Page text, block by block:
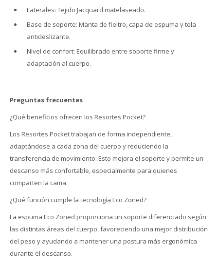
Laterales: Tejido Jacquard matelaseado.
Base de soporte: Manta de fieltro, capa de espuma y tela
antideslizante.
Nivel de confort: Equilibrado entre soporte firme y
adaptación al cuerpo.
Preguntas frecuentes
¿Qué beneficios ofrecen los Resortes Pocket?
Los Resortes Pocket trabajan de forma independiente,
adaptándose a cada zona del cuerpo y reduciendo la
transferencia de movimiento. Esto mejora el soporte y permite un
descanso más confortable, especialmente para quienes
comparten la cama.
¿Qué función cumple la tecnología Eco Zoned?
La espuma Eco Zoned proporciona un soporte diferenciado según
las distintas áreas del cuerpo, favoreciendo una mejor distribución
del peso y ayudando a mantener una postura más ergonómica
durante el descanso.